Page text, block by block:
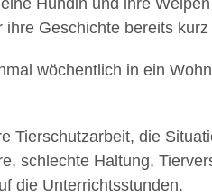
Geschichte bereits kurz
wöchentlich in ein
Tierschutzarbeit, die
schlechte Haltung,
die Unterrichtsstunden.